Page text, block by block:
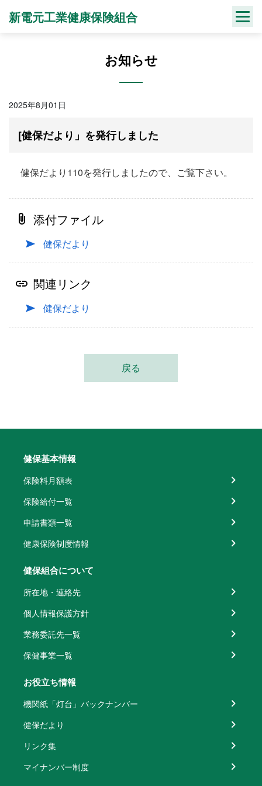
新電元工業健康保険組合
お知らせ
2025年8月01日
[健保だより」を発行しました
健保だより110を発行しましたので、ご覧下さい。
添付ファイル
健保だより
関連リンク
健保だより
戻る
健保基本情報
保険料月額表
保険給付一覧
申請書類一覧
健康保険制度情報
健保組合について
所在地・連絡先
個人情報保護方針
業務委託先一覧
保健事業一覧
お役立ち情報
機関紙「灯台」バックナンバー
健保だより
リンク集
マイナンバー制度